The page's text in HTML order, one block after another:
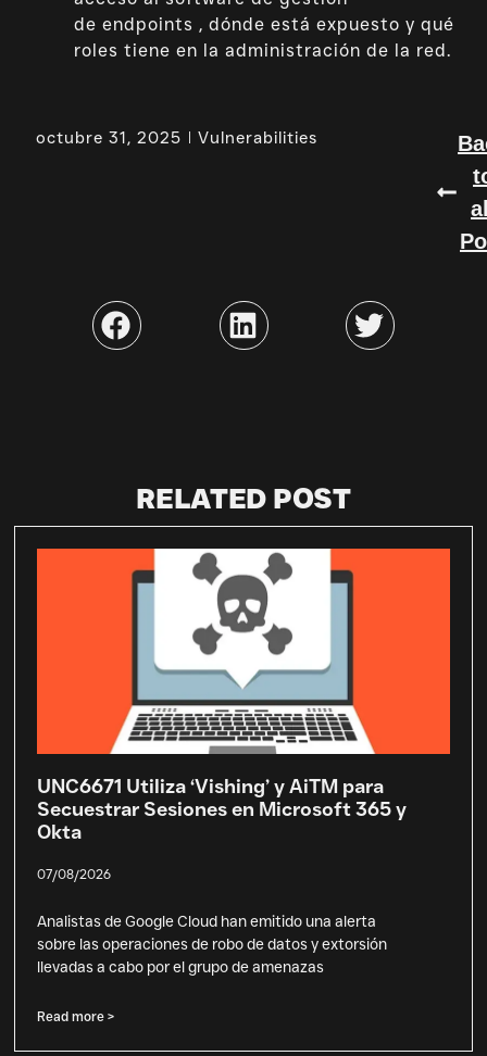
de endpoints , dónde está expuesto y qué
roles tiene en la administración de la red.
octubre 31, 2025 Vulnerabilities
RELATED POST
UNC6671 Utiliza ‘Vishing’ y AiTM para
Secuestrar Sesiones en Microsoft 365 y
Okta
07/08/2026
Analistas de Google Cloud han emitido una alerta
sobre las operaciones de robo de datos y extorsión
llevadas a cabo por el grupo de amenazas
Read more >